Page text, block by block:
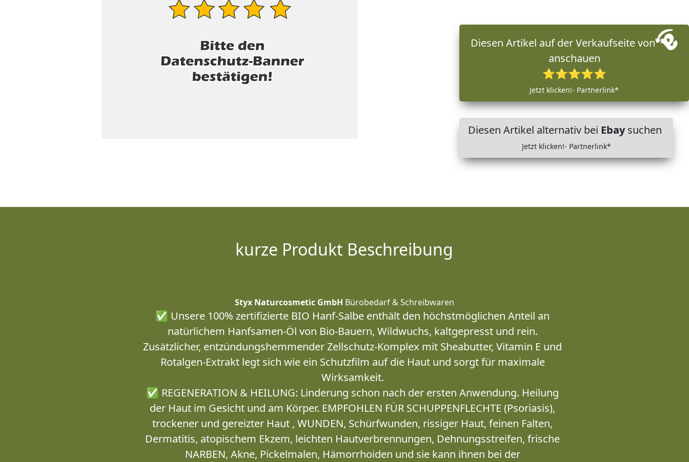
Diesen Artikel auf der Verkaufseite von
anschauen
⭐⭐⭐⭐⭐
Jetzt klicken!- Partnerlink*
Diesen Artikel alternativ bei Ebaysuchen
Jetzt klicken!- Partnerlink*
kurze Produkt Beschreibung
Styx Naturcosmetic GmbH Bürobedarf & Schreibwaren
✅ Unsere 100% zertifizierte BIO Hanf-Salbe enthält den höchstmöglichen Anteil an
natürlichem Hanfsamen-Öl von Bio-Bauern, Wildwuchs, kaltgepresst und rein.
Zusätzlicher, entzündungshemmender Zellschutz-Komplex mit Sheabutter, Vitamin E und
Rotalgen-Extrakt legt sich wie ein Schutzfilm auf die Haut und sorgt für maximale
Wirksamkeit.
✅ REGENERATION & HEILUNG: Linderung schon nach der ersten Anwendung. Heilung
der Haut im Gesicht und am Körper. EMPFOHLEN FÜR SCHUPPENFLECHTE (Psoriasis),
trockener und gereizter Haut , WUNDEN, Schürfwunden, rissiger Haut, feinen Falten,
Dermatitis, atopischem Ekzem, leichten Hautverbrennungen, Dehnungsstreifen, frische
NARBEN, Akne, Pickelmalen, Hämorrhoiden und sie kann ihnen bei der